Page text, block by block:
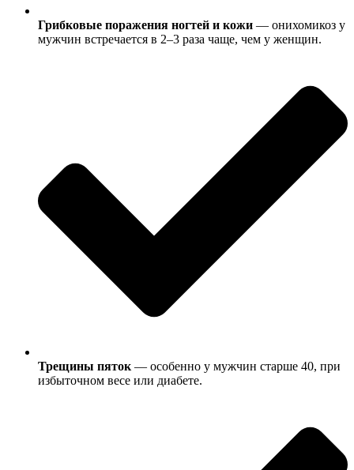
Грибковые поражения ногтей и кожи — онихомикоз у
мужчин встречается в 2–3 раза чаще, чем у женщин.
Трещины пяток — особенно у мужчин старше 40, при
избыточном весе или диабете.